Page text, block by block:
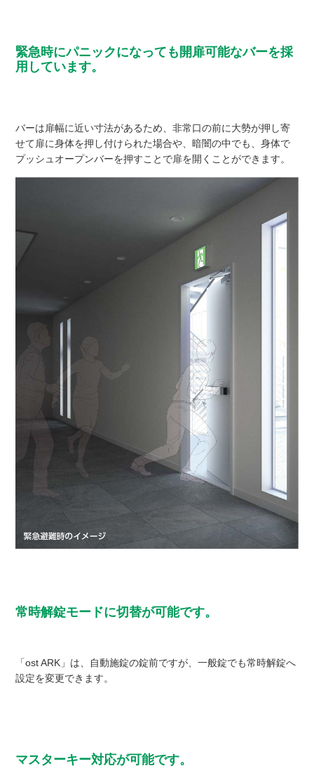
緊急時にパニックになっても開扉可能なバーを採
用しています。
バーは扉幅に近い寸法があるため、非常口の前に大勢が押し寄
せて扉に身体を押し付けられた場合や、暗闇の中でも、身体で
プッシュオープンバーを押すことで扉を開くことができます。
常時解錠モードに切替が可能です。
「ost ARK」は、自動施錠の錠前ですが、一般錠でも常時解錠へ
設定を変更できます。
マスターキー対応が可能です。